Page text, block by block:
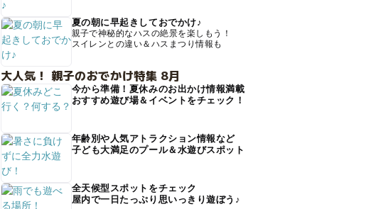
夏の朝に早起きしておでかけ♪
親子で神秘的なハスの絶景を楽しもう！
スイレンとの違い＆ハスまつり情報も
大人気！ 親子のおでかけ特集 8月
今から準備！夏休みのお出かけ情報満載
おすすめ遊び場＆イベントをチェック！
年齢別や人気アトラクション情報など
子ども大満足のプール＆水遊びスポット
全天候型スポットをチェック
屋内で一日たっぷり思いっきり遊ぼう♪